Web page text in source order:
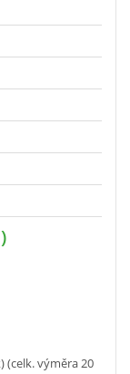
(celk. výměra 20